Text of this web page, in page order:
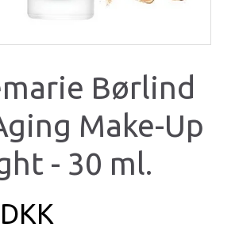
Børlind
Make-Up
- 30 ml.